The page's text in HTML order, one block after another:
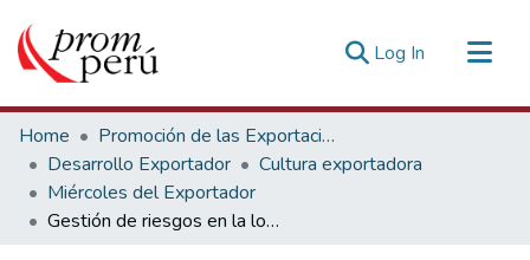
Log In (current)
Communities & Collections
All of DSpace
Statistics
Estadísticas Externas
Home
Promoción de las Exportaciones
Desarrollo Exportador
Cultura exportadora
Miércoles del Exportador
Gestión de riesgos en la logística internacional [02 de septiembre de 2020]